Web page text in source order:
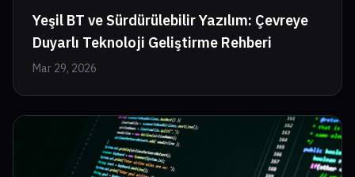
Yeşil BT ve Sürdürülebilir Yazılım: Çevreye
Duyarlı Teknoloji Geliştirme Rehberi
Mar 29, 2026